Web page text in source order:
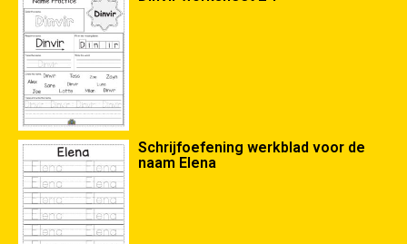
Schrijfoefening werkblad voor de
naam Elena